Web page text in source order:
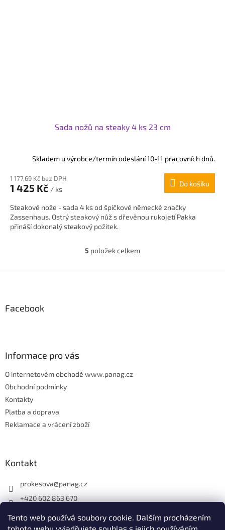
Tento web používá soubory cookie. Dalším procházením
Sada nožů na steaky 4 ks 23 cm
Skladem u výrobce/termín odeslání 10-11 pracovních dnů.
1 177,69 Kč bez DPH
1 425 Kč / ks
Do košíku
Steakové nože - sada 4 ks od špičkové německé značky
Zassenhaus. Ostrý steakový nůž s dřevěnou rukojetí Pakka
přináší dokonalý steakový požitek.
O
l
v
5 položek celkem
aFacebook
Informace pro vás
O internetovém obchodě www.panag.cz
Obchodní podmínky
Kontakty
Platba a doprava
Reklamace a vrácení zboží
Kontakt
prokesova@panag.cz
+420 602 863 670